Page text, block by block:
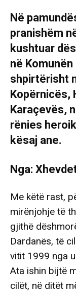
Në
pranishëm
kushtuar
në
shpirtërisht
Kopërnicës,
Karaçevës,
rënies
kësaj ane.
Nga:
Me këtë rast,
mirënjohje të
gjithë
Dardanës, të
vitit 1999 nga
Ata ishin bijtë
cilët, në ditët